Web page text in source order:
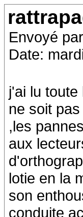
Envoyé
Date:
j'ai lu
ne soit
,les
aux
lotie en la
son
conduite